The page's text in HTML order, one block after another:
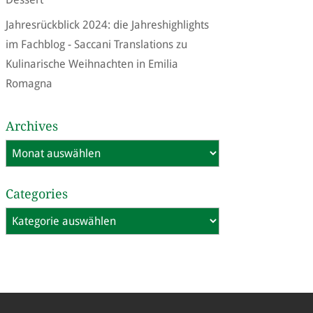
Jahresrückblick 2024: die Jahreshighlights
im Fachblog - Saccani Translationszu
Kulinarische Weihnachten in Emilia
Romagna
Archives
Archives
Categories
Categories